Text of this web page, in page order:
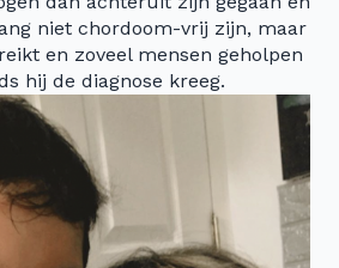
niet chordoom-vrij zijn, maar
en zoveel mensen geholpen
hij de diagnose kreeg.